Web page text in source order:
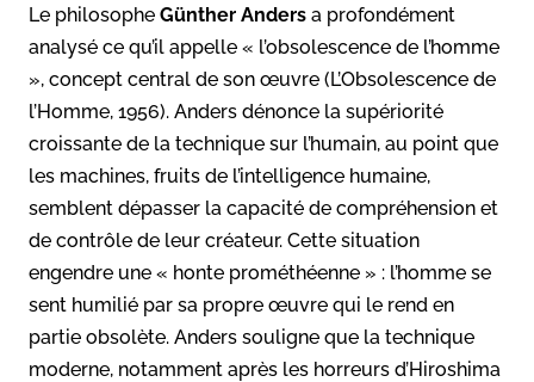
Le philosophe Günther Anders a profondément
analysé ce qu’il appelle « l’obsolescence de l’homme
», concept central de son œuvre (L’Obsolescence de
l’Homme, 1956). Anders dénonce la supériorité
croissante de la technique sur l’humain, au point que
les machines, fruits de l’intelligence humaine,
semblent dépasser la capacité de compréhension et
de contrôle de leur créateur. Cette situation
engendre une « honte prométhéenne » : l’homme se
sent humilié par sa propre œuvre qui le rend en
partie obsolète. Anders souligne que la technique
moderne, notamment après les horreurs d’Hiroshima